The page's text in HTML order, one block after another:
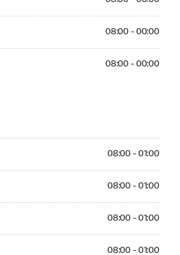
08:00 - 00:00
08:00 - 00:00
08:00 - 01:00
08:00 - 01:00
08:00 - 01:00
08:00 - 01:00